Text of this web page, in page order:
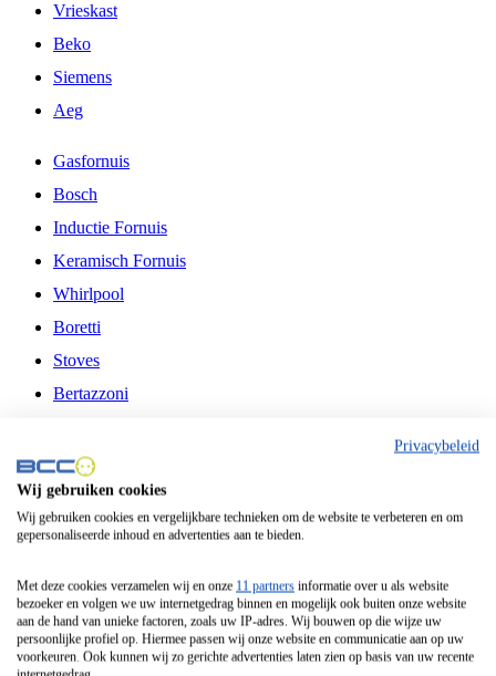
Vrieskast
Beko
Siemens
Aeg
Gasfornuis
Bosch
Inductie Fornuis
Keramisch Fornuis
Whirlpool
Boretti
Stoves
Bertazzoni
Fitelli
Airfryer
Frituurpan
Contactgrill
Broodbakmachine
Broodrooster
Privacybeleid
Wij gebruiken cookies
Wij gebruiken cookies en vergelijkbare technieken om de website te verbeteren en om
gepersonaliseerde inhoud en advertenties aan te bieden.
Met deze cookies verzamelen wij en onze 11 partners informatie over u als website
bezoeker en volgen we uw internetgedrag binnen en mogelijk ook buiten onze website
aan de hand van unieke factoren, zoals uw IP-adres. Wij bouwen op die wijze uw
persoonlijke profiel op. Hiermee passen wij onze website en communicatie aan op uw
voorkeuren. Ook kunnen wij zo gerichte advertenties laten zien op basis van uw recente